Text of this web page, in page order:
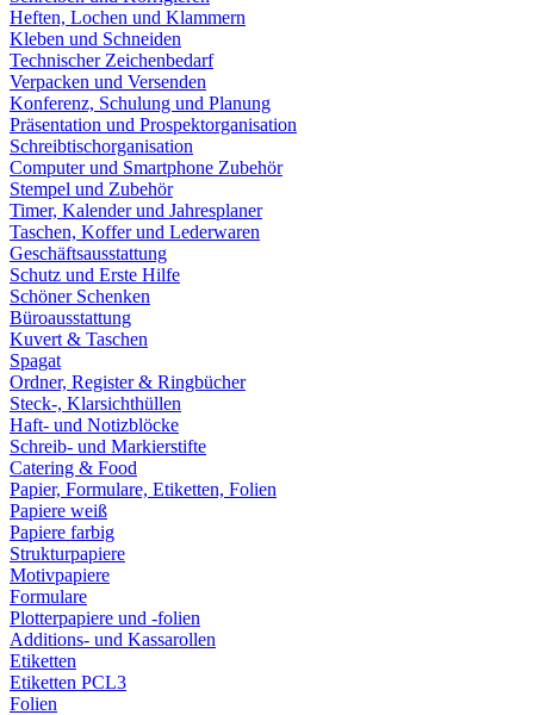
Heften, Lochen und Klammern
Kleben und Schneiden
Technischer Zeichenbedarf
Verpacken und Versenden
Konferenz, Schulung und Planung
Präsentation und Prospektorganisation
Schreibtischorganisation
Computer und Smartphone Zubehör
Stempel und Zubehör
Timer, Kalender und Jahresplaner
Taschen, Koffer und Lederwaren
Geschäftsausstattung
Schutz und Erste Hilfe
Schöner Schenken
Büroausstattung
Kuvert & Taschen
Spagat
Ordner, Register & Ringbücher
Steck-, Klarsichthüllen
Haft- und Notizblöcke
Schreib- und Markierstifte
Catering & Food
Papier, Formulare, Etiketten, Folien
Papiere weiß
Papiere farbig
Strukturpapiere
Motivpapiere
Formulare
Plotterpapiere und -folien
Additions- und Kassarollen
Etiketten
Etiketten PCL3
Folien